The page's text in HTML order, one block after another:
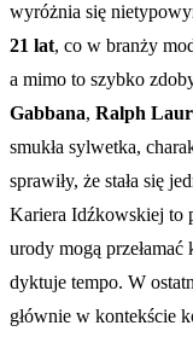
wyróżnia się
21 lat, co w branży
a mimo to szybko
Gabbana, Ralph
smukła sylwetka,
sprawiły, że stała się
Kariera Idźkowskiej to
urody mogą przełamać
dyktuje tempo. W
głównie w kontekście